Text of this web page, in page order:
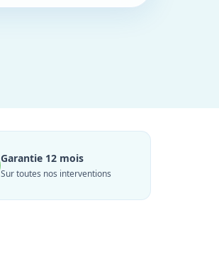
Garantie 12 mois
Sur toutes nos interventions